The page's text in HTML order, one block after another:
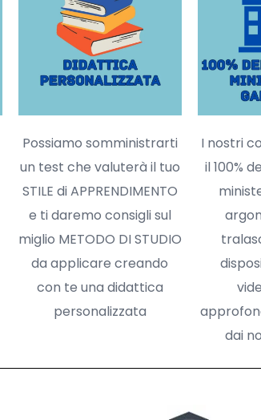
Possiamo somministrarti
un test che valuterà il tuo
STILE di APPRENDIMENTO
e ti daremo consigli sul
miglio METODO DI STUDIO
da applicare creando
con te una didattica
personalizzata
I nostri
il 100%
dai